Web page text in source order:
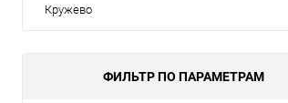
Кружево
ФИЛЬТР ПО ПАРАМЕТРАМ